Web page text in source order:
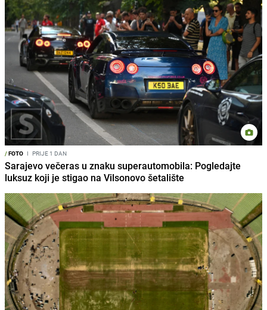
/FOTO I PRIJE 1 DAN
Sarajevo večeras u znaku superautomobila: Pogledajte
luksuz koji je stigao na Vilsonovo šetalište